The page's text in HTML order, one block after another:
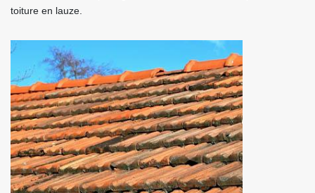
toiture en lauze.